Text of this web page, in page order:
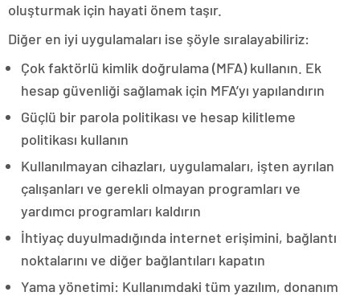
oluşturmak için hayati önem taşır.
Diğer en iyi uygulamaları ise şöyle sıralayabiliriz:
Çok faktörlü kimlik doğrulama (MFA) kullanın. Ek
hesap güvenliği sağlamak için MFA’yı yapılandırın
Güçlü bir parola politikası ve hesap kilitleme
politikası kullanın
Kullanılmayan cihazları, uygulamaları, işten ayrılan
çalışanları ve gerekli olmayan programları ve
yardımcı programları kaldırın
İhtiyaç duyulmadığında internet erişimini, bağlantı
noktalarını ve diğer bağlantıları kapatın
Yama yönetimi: Kullanımdaki tüm yazılım, donanım